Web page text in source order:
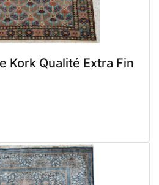
Kork Qualité Extra Fin